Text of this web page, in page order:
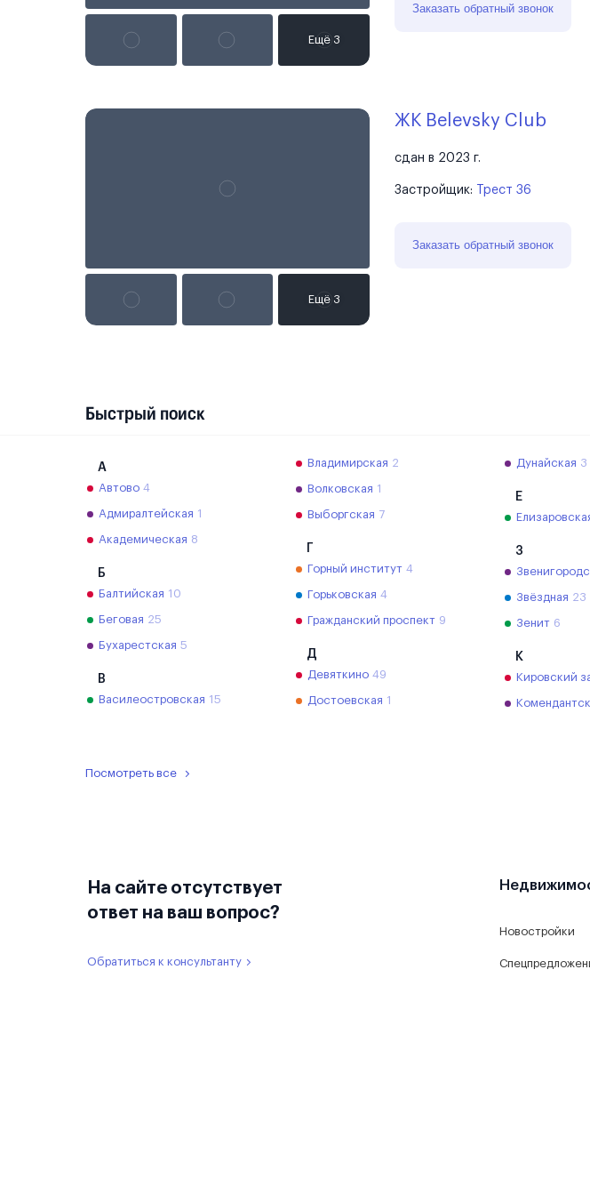
Заказать обратный звонок
ЖК Belevsky Club
сдан в 2023 г.
Застройщик: Трест 36
Заказать обратный звонок
Быстрый поиск
А
Автово 4
Адмиралтейская 1
Академическая 8
Б
Балтийская 10
Беговая 25
Бухарестская 5
В
Василеостровская 15
Владимирская 2
Волковская 1
Выборгская 7
Горный институт 4
Горьковская 4
Гражданский проспект 9
Д
Девяткино 49
Достоевская 1
Дунайская 3
Е
З
Звёздная 23
Зенит 6
К
Кировский
Посмотреть все
На сайте отсутствует
ответ на ваш вопрос?
Обратиться к консультанту
Новостройки